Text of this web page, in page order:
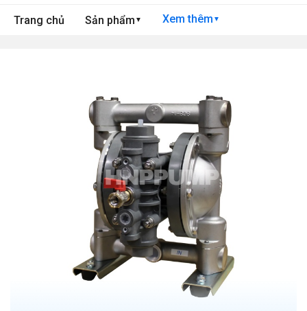
Trang chủ Sản phẩm ▼ Xem thêm ▼